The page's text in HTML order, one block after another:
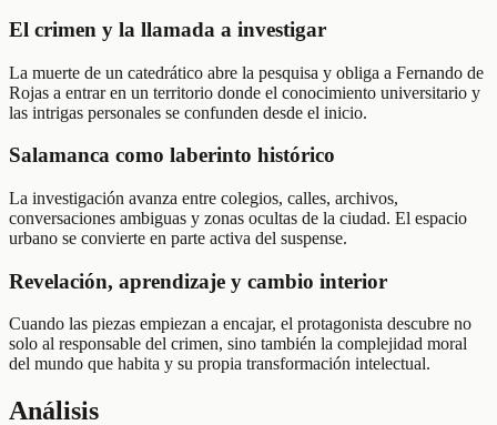
El crimen y la llamada a investigar
La muerte de un catedrático abre la pesquisa y obliga a Fernando de
Rojas a entrar en un territorio donde el conocimiento universitario y
las intrigas personales se confunden desde el inicio.
Salamanca como laberinto histórico
La investigación avanza entre colegios, calles, archivos,
conversaciones ambiguas y zonas ocultas de la ciudad. El espacio
urbano se convierte en parte activa del suspense.
Revelación, aprendizaje y cambio interior
Cuando las piezas empiezan a encajar, el protagonista descubre no
solo al responsable del crimen, sino también la complejidad moral
del mundo que habita y su propia transformación intelectual.
Análisis